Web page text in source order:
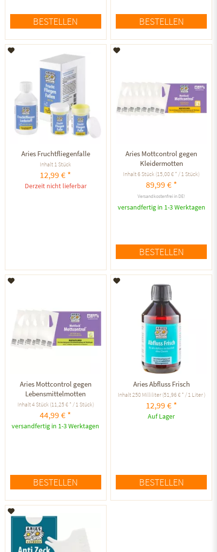
BESTELLEN BESTELLEN
Aries Fruchtfliegenfalle
Inhalt 1 Stück
12,99 € *
Derzeit nicht lieferbar
Aries Mottcontrol gegen
Kleidermotten
Inhalt6 Stück (15,00 € * / 1 Stück)
89,99 € *
Versandkostenfrei in DE!
versandfertig in 1-3 Werktagen
BESTELLEN
Aries Mottcontrol gegen
Lebensmittelmotten
Inhalt4 Stück (11,25 € * / 1 Stück)
44,99 € *
versandfertig in 1-3 Werktagen
BESTELLEN
Aries Abfluss Frisch
Inhalt250 Milliliter (51,96 € * / 1 Liter )
12,99 € *
Auf Lager
BESTELLEN